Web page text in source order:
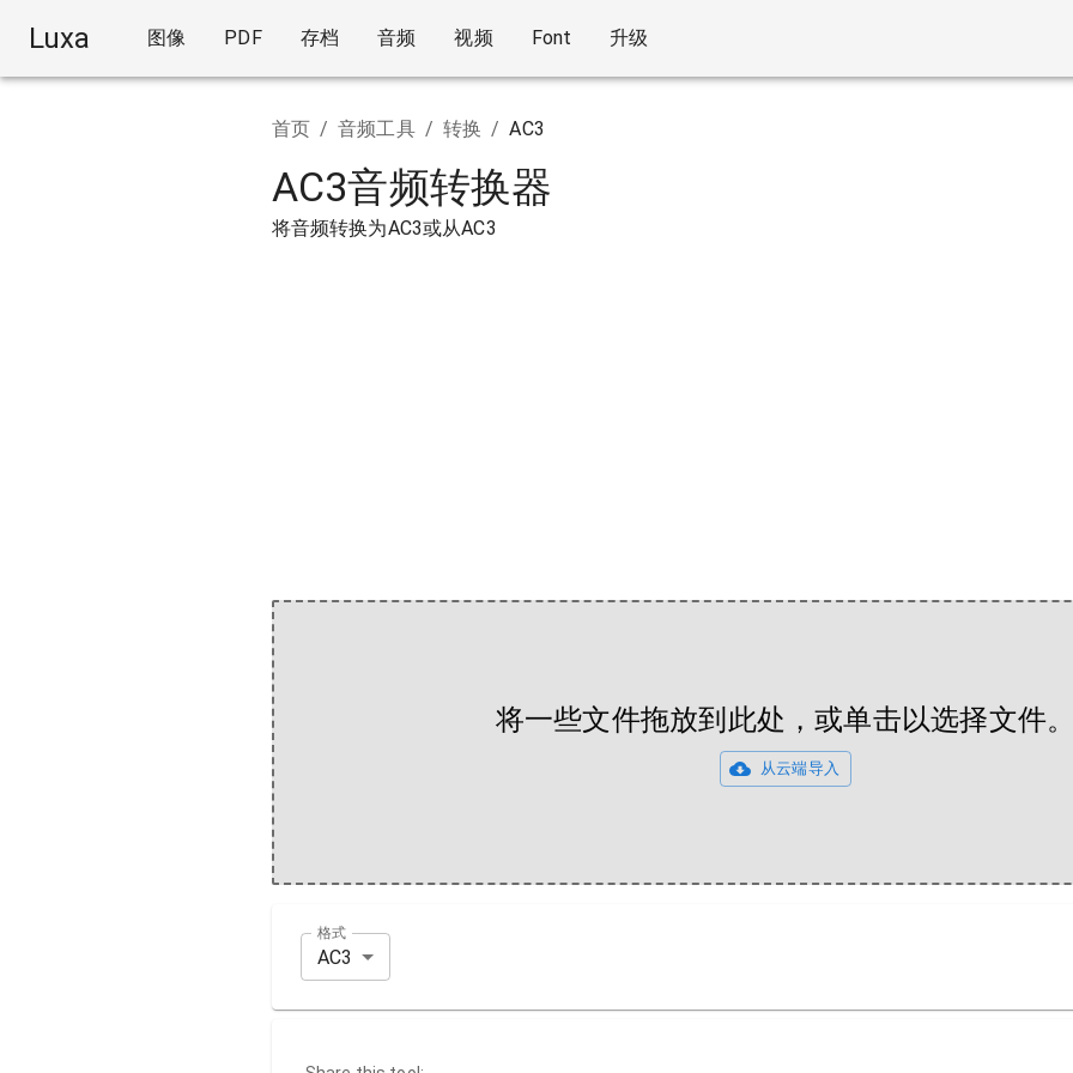
Luxa 图像 PDF 存档 音频 视频 Font 升级
首页 / 音频工具 / 转换 / AC3
AC3音频转换器
将音频转换为AC3或从AC3
将一些文件拖放到此处，或单击以选择文件
从云端导入
格式
AC3